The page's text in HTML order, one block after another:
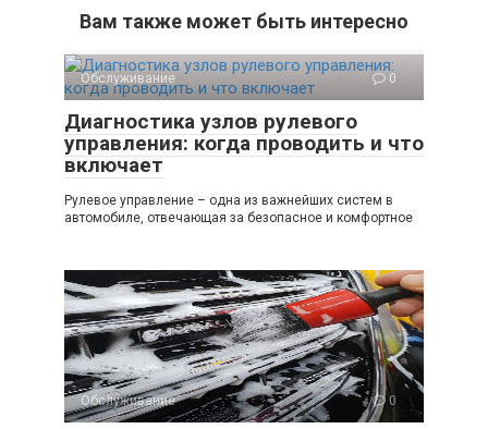
Вам также может быть интересно
Обслуживание 0
Диагностика узлов рулевого
управления: когда проводить и что
включает
Рулевое управление – одна из важнейших систем в
автомобиле, отвечающая за безопасное и комфортное
Обслуживание 0